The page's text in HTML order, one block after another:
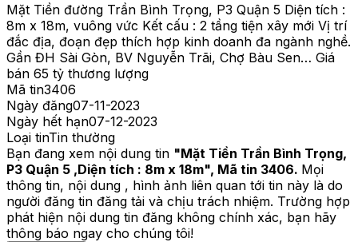
Mặt Tiền đường Trần Bình Trọng, P3 Quận 5 Diện tích :
8m x 18m, vuông vức Kết cấu : 2 tầng tiện xây mới Vị trí
đắc địa, đoạn đẹp thích hợp kinh doanh đa ngành nghề.
Gần ĐH Sài Gòn, BV Nguyễn Trãi, Chợ Bàu Sen… Giá
bán 65 tỷ thương lượng
Mã tin3406
Ngày đăng07-11-2023
Ngày hết hạn07-12-2023
Loại tinTin thường
Bạn đang xem nội dung tin "Mặt Tiền Trần Bình Trọng,
P3 Quận 5 ,Diện tích : 8m x 18m", Mã tin 3406. Mọi
thông tin, nội dung , hình ảnh liên quan tới tin này là do
người đăng tin đăng tải và chịu trách nhiệm. Trường hợp
phát hiện nội dung tin đăng không chính xác, bạn hãy
thông báo ngay cho chúng tôi!